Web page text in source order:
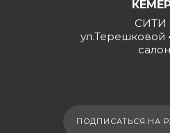
ул.Терешковой
ПОДПИСАТЬСЯ НА